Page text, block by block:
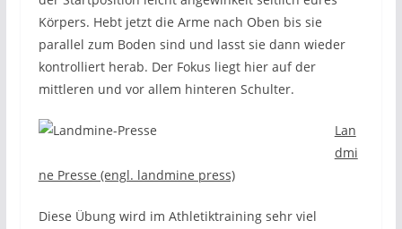
Körpers. Hebt jetzt die Arme nach Oben bis sie
parallel zum Boden sind und lasst sie dann wieder
kontrolliert herab. Der Fokus liegt hier auf der
mittleren und vor allem hinteren Schulter.
Lan
dmi
ne Presse (engl. landmine press)
Diese Übung wird im Athletiktraining sehr viel